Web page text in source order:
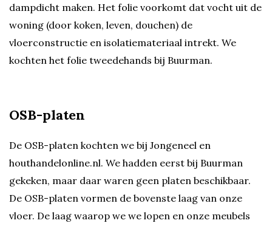
dampdicht maken. Het folie voorkomt dat vocht uit de
woning (door koken, leven, douchen) de
vloerconstructie en isolatiemateriaal intrekt. We
kochten het folie tweedehands bij Buurman.
OSB-platen
De OSB-platen kochten we bij Jongeneel en
houthandelonline.nl. We hadden eerst bij Buurman
gekeken, maar daar waren geen platen beschikbaar.
De OSB-platen vormen de bovenste laag van onze
vloer. De laag waarop we we lopen en onze meubels